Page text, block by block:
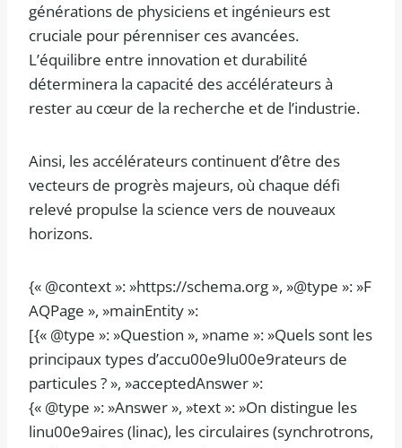
générations de physiciens et ingénieurs est
cruciale pour pérenniser ces avancées.
L’équilibre entre innovation et durabilité
déterminera la capacité des accélérateurs à
rester au cœur de la recherche et de l’industrie.
Ainsi, les accélérateurs continuent d’être des
vecteurs de progrès majeurs, où chaque défi
relevé propulse la science vers de nouveaux
horizons.
{« @context »: »https://schema.org », »@type »: »F
AQPage », »mainEntity »:
[{« @type »: »Question », »name »: »Quels sont les
principaux types d’accu00e9lu00e9rateurs de
particules ? », »acceptedAnswer »:
{« @type »: »Answer », »text »: »On distingue les
linu00e9aires (linac), les circulaires (synchrotrons,